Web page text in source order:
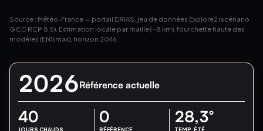
Source : Météo-France — portail DRIAS, jeu de données Explore2 (scénario
GIEC RCP 8.5). Estimation locale par maille (~8 km), fourchette haute des
modèles (ENSmax), horizon 2046.
2026Référence actuelle
40
JOURS CHAUDS
0
RÉFÉRENCE
28,3°
TEMP. ÉTÉ